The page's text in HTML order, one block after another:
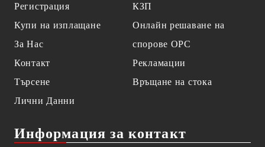
Регистрация
Купи на изплащане
За Нас
Контакт
Търсене
Лични Данни
КЗП
Онлайн решаване на
спорове OPC
Рекламации
Връщане на стока
Информация за контакт